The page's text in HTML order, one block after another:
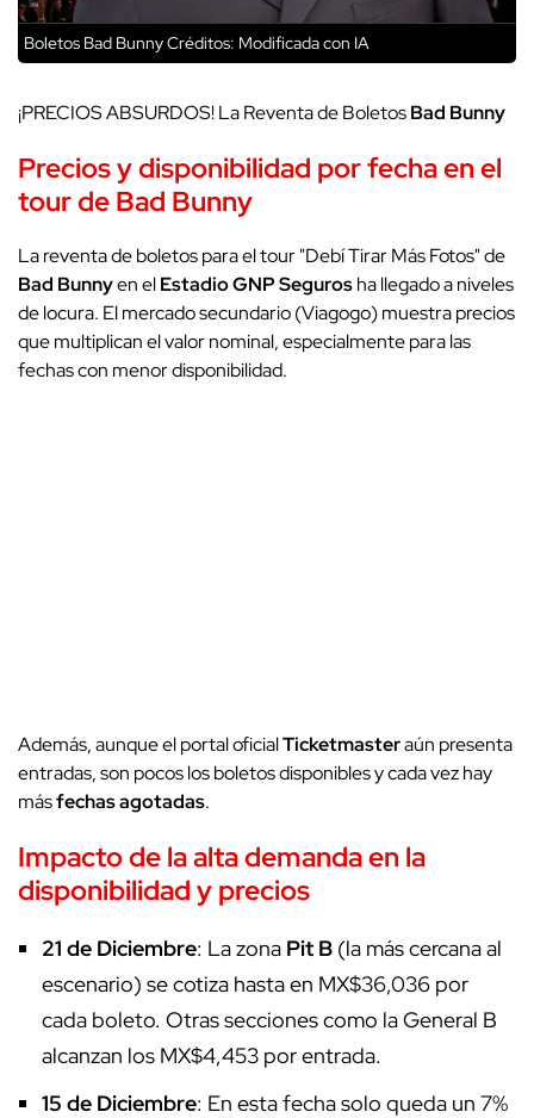
Boletos Bad BunnyCréditos: Modificada con IA
¡PRECIOS ABSURDOS! La Reventa de BoletosBad Bunny
Precios y disponibilidad por fecha en el
tour de Bad Bunny
La reventa de boletos para el tour "Debí Tirar Más Fotos" de
Bad Bunnyen elEstadio GNP Segurosha llegado a niveles
de locura. El mercado secundario (Viagogo) muestra precios
que multiplican el valor nominal, especialmente para las
fechas con menor disponibilidad.
Además, aunque el portal oficialTicketmasteraún presenta
entradas, son pocos los boletos disponibles y cada vez hay
másfechas agotadas.
Impacto de la alta demanda en la
disponibilidad y precios
21 de Diciembre: La zona Pit B (la más cercana al
escenario) se cotiza hasta en MX$36,036 por
cada boleto. Otras secciones como la General B
alcanzan los MX$4,453 por entrada.
15 de Diciembre: En esta fecha solo queda un 7%